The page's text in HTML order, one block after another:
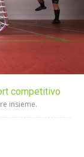
competitivo
insieme.